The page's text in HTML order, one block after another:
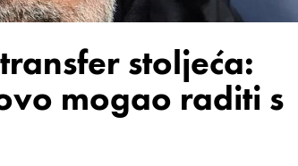
stoljeća:
mogao raditi s